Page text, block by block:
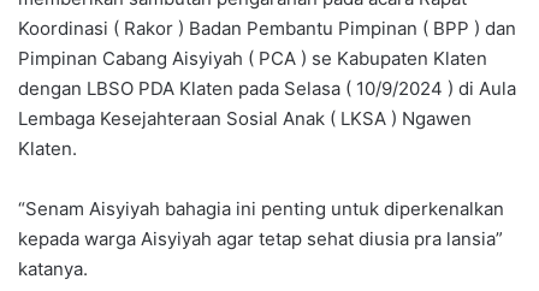
Koordinasi ( Rakor ) Badan Pembantu Pimpinan ( BPP ) dan
Pimpinan Cabang Aisyiyah ( PCA ) se Kabupaten Klaten
dengan LBSO PDA Klaten pada Selasa ( 10/9/2024 ) di Aula
Lembaga Kesejahteraan Sosial Anak ( LKSA ) Ngawen
Klaten.
“Senam Aisyiyah bahagia ini penting untuk diperkenalkan
kepada warga Aisyiyah agar tetap sehat diusia pra lansia”
katanya.